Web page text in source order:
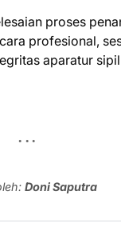
proses
profesional,
aparatur
Doni Saputra